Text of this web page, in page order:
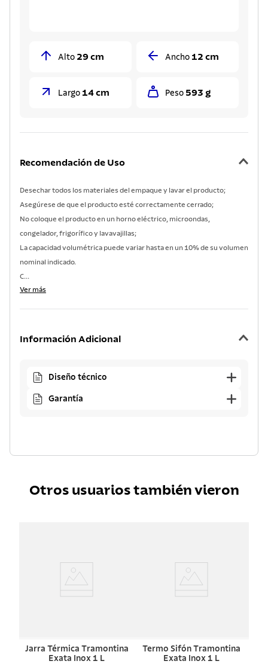
Alto 29 cm Ancho 12 cm
Largo 14 cm Peso 593 g
Recomendación de Uso
Desechar todos los materiales del empaque y lavar el producto;
Asegúrese de que el producto esté correctamente cerrado;
No coloque el producto en un horno eléctrico, microondas,
congelador, frigorífico y lavavajillas;
La capacidad volumétrica puede variar hasta en un 10% de su volumen
nominal indicado.
C...
Ver más
Información Adicional
Diseño técnico
Garantía
Otros usuarios también vieron
Jarra Térmica Tramontina
Exata Inox 1 L
Termo Sifón Tramontina
Exata Inox 1 L